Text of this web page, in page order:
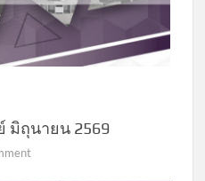
มิถุนายน 2569
on